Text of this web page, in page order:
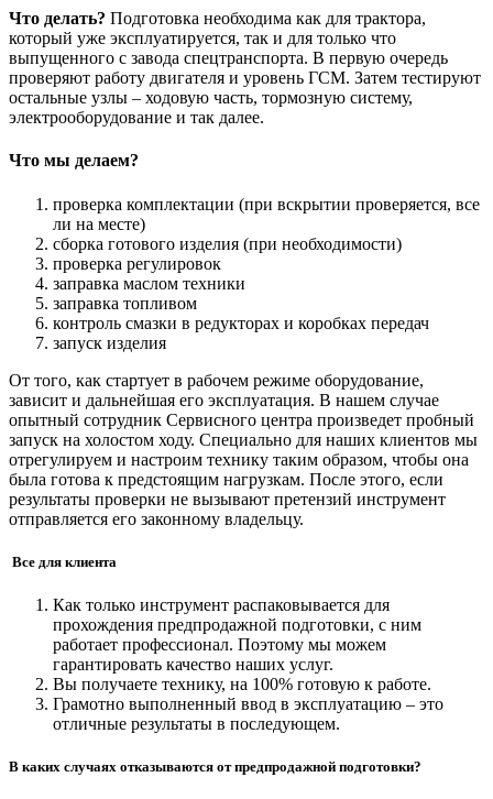
Что делать? Подготовка необходима как для трактора,
который уже эксплуатируется, так и для только что
выпущенного с завода спецтранспорта. В первую очередь
проверяют работу двигателя и уровень ГСМ. Затем тестируют
остальные узлы – ходовую часть, тормозную систему,
электрооборудование и так далее.
Что мы делаем?
проверка комплектации (при вскрытии проверяется, все
ли на месте)
сборка готового изделия (при необходимости)
проверка регулировок
заправка маслом техники
заправка топливом
контроль смазки в редукторах и коробках передач
запуск изделия
От того, как стартует в рабочем режиме оборудование,
зависит и дальнейшая его эксплуатация. В нашем случае
опытный сотрудник Сервисного центра произведет пробный
запуск на холостом ходу. Специально для наших клиентов мы
отрегулируем и настроим технику таким образом, чтобы она
была готова к предстоящим нагрузкам. После этого, если
результаты проверки не вызывают претензий инструмент
отправляется его законному владельцу.
Все для клиента
Как только инструмент распаковывается для
прохождения предпродажной подготовки, с ним
работает профессионал. Поэтому мы можем
гарантировать качество наших услуг.
Вы получаете технику, на 100% готовую к работе.
Грамотно выполненный ввод в эксплуатацию – это
отличные результаты в последующем.
В каких случаях отказываются от предпродажной подготовки?